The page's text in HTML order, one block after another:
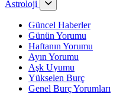
Astroloji
Güncel Haberler
Günün Yorumu
Haftanın Yorumu
Ayın Yorumu
Aşk Uyumu
Yükselen Burç
Genel Burç Yorumları